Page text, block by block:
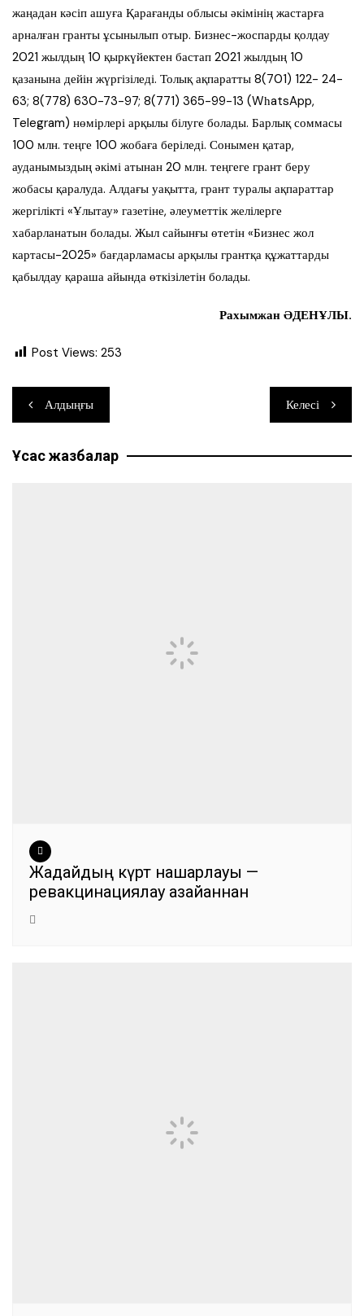
жаңадан кәсіп ашуға Қарағанды облысы әкімінің жастарға
арналған гранты ұсынылып отыр. Бизнес-жоспарды қолдау
2021 жылдың 10 қыркүйектен бастап 2021 жылдың 10
қазанына дейін жүргізіледі. Толық ақпаратты 8(701) 122- 24-
63; 8(778) 630-73-97; 8(771) 365-99-13 (WһatsApp,
Telegram) нөмірлері арқылы білуге болады. Барлық соммасы
100 млн. теңге 100 жобаға беріледі. Сонымен қатар,
ауданымыздың әкімі атынан 20 млн. теңгеге грант беру
жобасы қаралуда. Алдағы уақытта, грант туралы ақпараттар
жергілікті «Ұлытау» газетіне, әлеуметтік желілерге
хабарланатын болады. Жыл сайынғы өтетін «Бизнес жол
картасы-2025» бағдарламасы арқылы грантқа құжаттарды
қабылдау қараша айында өткізілетін болады.
Рахымжан ӘДЕНҰЛЫ.
Post Views: 253
Навигация
по
записям
Алдыңғы Келесі
Ұқсас жазбалар
Жағдайдың күрт нашарлауы —
ревакцинациялау азайғаннан